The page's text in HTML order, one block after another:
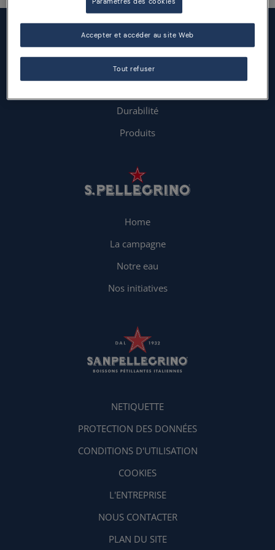
Durabilité
Produits
Home
La campagne
Notre eau
Nos initiatives
NETIQUETTE
PROTECTION DES DONNÉES
CONDITIONS D'UTILISATION
COOKIES
L'ENTREPRISE
NOUS CONTACTER
PLAN DU SITE
Tout refuser
Accepter et accéder au site Web